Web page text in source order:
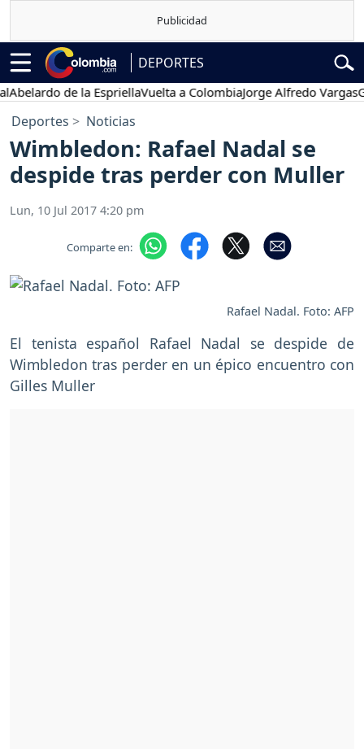
DEPORTES
de la EspriellaVuelta a ColombiaJorge Alfredo Vargas
Deportes Noticias
Wimbledon: Rafael Nadal se
despide tras perder con Muller
Lun, 10 Jul 2017 4:20 pm
Comparte en:
Rafael Nadal. Foto: AFP
El tenista español Rafael Nadal se despide de
Wimbledon tras perder en un épico encuentro con
Gilles Muller